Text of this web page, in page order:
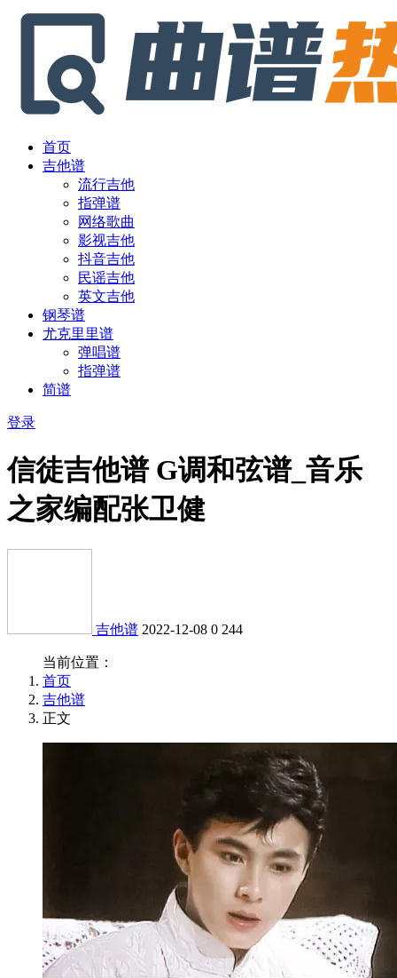
首页
吉他谱
流行吉他
指弹谱
网络歌曲
影视吉他
抖音吉他
民谣吉他
英文吉他
钢琴谱
尤克里里谱
弹唱谱
指弹谱
简谱
登录
信徒吉他谱 G调和弦谱_音乐
之家编配张卫健
吉他谱 2022-12-08 0 244
当前位置：
首页
吉他谱
正文